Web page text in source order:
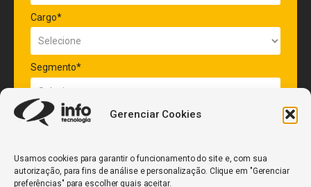
Gerenciar Cookies
Usamos cookies para garantir o funcionamento do site e, com sua
autorização, para fins de análise e personalização. Clique em "Gerenciar
preferências" para escolher quais aceitar.
Cargo*
Segmento*
Quantidade de veículos da frota*
ENVIAR